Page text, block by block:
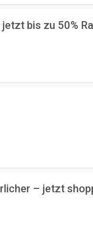
bis zu 50%
– jetzt